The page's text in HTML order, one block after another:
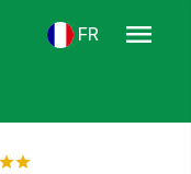
FR
menu